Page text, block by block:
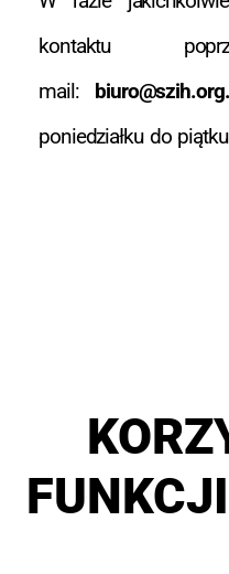
kontaktu
mail:
poniedziałku do